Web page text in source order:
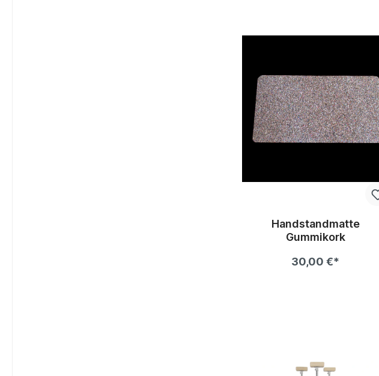
Handstandmatte
Gummikork
30,00 €*